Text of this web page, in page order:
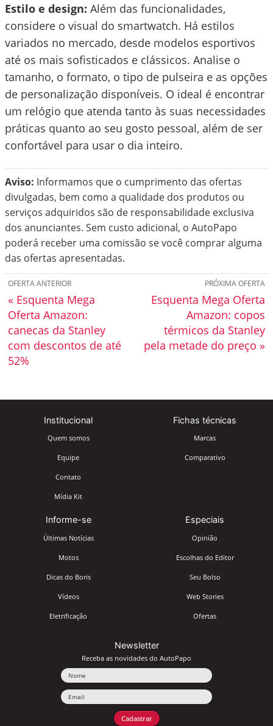
Estilo e design: Além das funcionalidades,
considere o visual do smartwatch. Há estilos
variados no mercado, desde modelos esportivos
até os mais sofisticados e clássicos. Analise o
tamanho, o formato, o tipo de pulseira e as opções
de personalização disponíveis. O ideal é encontrar
um relógio que atenda tanto às suas necessidades
práticas quanto ao seu gosto pessoal, além de ser
confortável para usar o dia inteiro.
Aviso: Informamos que o cumprimento das ofertas
divulgadas, bem como a qualidade dos produtos ou
serviços adquiridos são de responsabilidade exclusiva
dos anunciantes. Sem custo adicional, o AutoPapo
poderá receber uma comissão se você comprar alguma
das ofertas apresentadas.
PRÓXIMA OFERTA
Esquenta Mega Oferta
Amazon: copos
térmicos da Stanley
pela metade do preço »
OFERTA ANTERIOR
« Esquenta Mega
Oferta Amazon:
canecas da Stanley
com descontos de até
52%
Institucional
Quem somos
Equipe
Contato
Mídia Kit
Fichas técnicas
Marcas
Comparativo
Informe-se
Últimas Notícias
Motos
Dicas do Boris
Vídeos
Eletrificação
Especiais
Opinião
Escolhas do Editor
Seu Bolso
Web Stories
Ofertas
Newsletter
Receba as novidades do AutoPapo
Cadastrar